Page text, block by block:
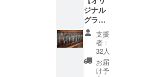
定いた
だけま
せん。
※文字の
みの記
載とな
りま
す。
時に指
定して
くださ
い 両面
プリン
ト 友人
のフォ
ジナル
グラス
セッ
ト】 オ
リジナ
ルグラ
ス USパ
支援
者：
32人
お届
け予